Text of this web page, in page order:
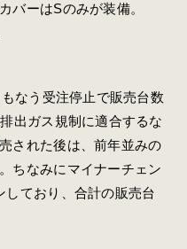
バーはSのみが装備。
なう受注停止で販売台数
出ガス規制に適合するな
された後は、前年並みの
ちなみにマイナーチェン
しており、合計の販売台